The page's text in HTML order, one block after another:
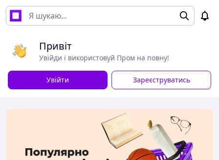
Привіт
Увійди і використовуй Пром на повну!
Увійти Зареєструватись